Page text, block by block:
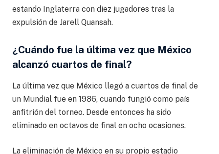
estando Inglaterra con diez jugadores tras la
expulsión de Jarell Quansah.
¿Cuándo fue la última vez que México
alcanzó cuartos de final?
La última vez que México llegó a cuartos de final de
un Mundial fue en 1986, cuando fungió como país
anfitrión del torneo. Desde entonces ha sido
eliminado en octavos de final en ocho ocasiones.
La eliminación de México en su propio estadio